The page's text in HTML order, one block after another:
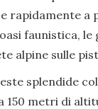
rapidamente
faunistica,
alpine sulle
splendide
metri di